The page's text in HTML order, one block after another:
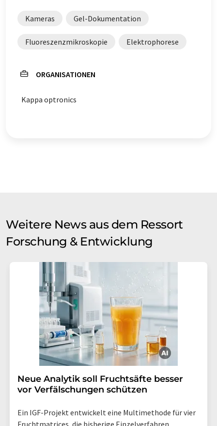
Kameras Gel-Dokumentation
Fluoreszenzmikroskopie Elektrophorese
ORGANISATIONEN
Kappa optronics
Weitere News aus dem Ressort
Forschung & Entwicklung
Neue Analytik soll Fruchtsäfte besser
vor Verfälschungen schützen
Ein IGF-Projekt entwickelt eine Multimethode für vier
Fruchtmatrices, die bisherige Einzelverfahren